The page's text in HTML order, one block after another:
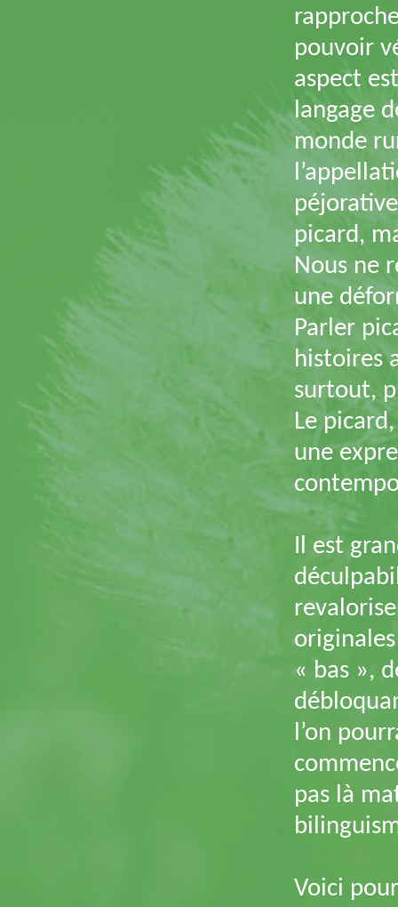
pouvoir
aspect
langage
monde
picard,
Nous ne
une
Parler
histoires
surtout,
Le
une
Il est
« bas »,
l’on
pas là
Voici